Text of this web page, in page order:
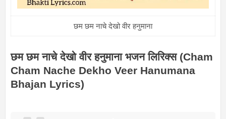
छम छम नाचे देखो वीर हनुमाना
छम छम नाचे देखो वीर हनुमाना भजन लिरिक्स (Cham
Cham Nache Dekho Veer Hanumana
Bhajan Lyrics)